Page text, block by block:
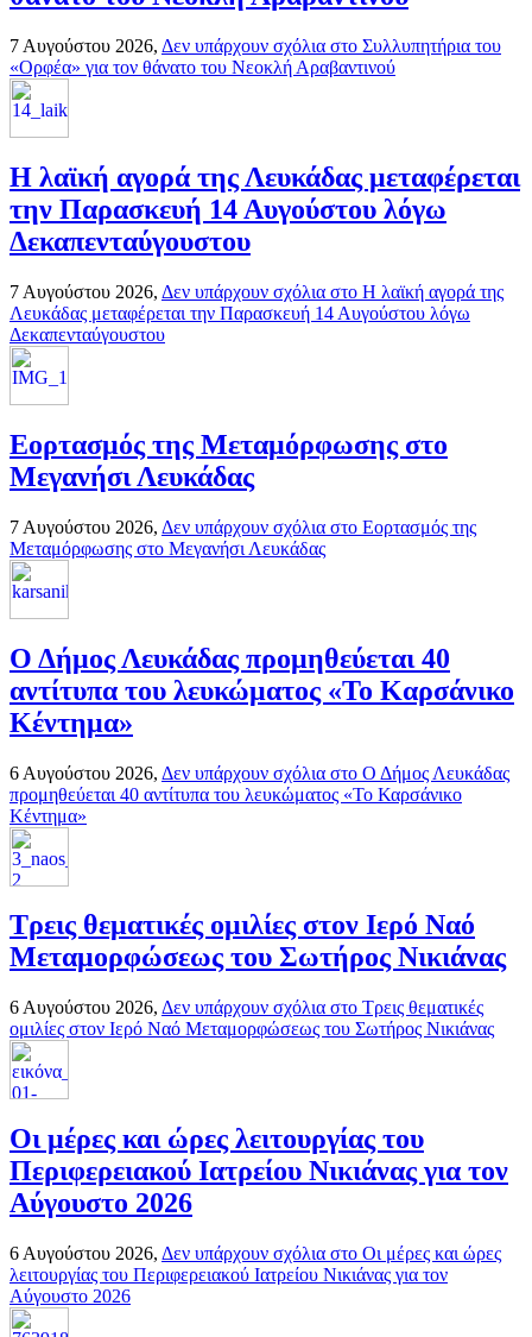
7 Αυγούστου 2026, Δεν υπάρχουν σχόλια στο Συλλυπητήρια του
«Ορφέα» για τον θάνατο του Νεοκλή Αραβαντινού
Η λαϊκή αγορά της Λευκάδας μεταφέρεται
την Παρασκευή 14 Αυγούστου λόγω
Δεκαπενταύγουστου
7 Αυγούστου 2026, Δεν υπάρχουν σχόλια στο Η λαϊκή αγορά της
Λευκάδας μεταφέρεται την Παρασκευή 14 Αυγούστου λόγω
Δεκαπενταύγουστου
Εορτασμός της Μεταμόρφωσης στο
Μεγανήσι Λευκάδας
7 Αυγούστου 2026, Δεν υπάρχουν σχόλια στο Εορτασμός της
Μεταμόρφωσης στο Μεγανήσι Λευκάδας
Ο Δήμος Λευκάδας προμηθεύεται 40
αντίτυπα του λευκώματος «Το Καρσάνικο
Κέντημα»
6 Αυγούστου 2026, Δεν υπάρχουν σχόλια στο Ο Δήμος Λευκάδας
προμηθεύεται 40 αντίτυπα του λευκώματος «Το Καρσάνικο
Κέντημα»
Τρεις θεματικές ομιλίες στον Ιερό Ναό
Μεταμορφώσεως του Σωτήρος Νικιάνας
6 Αυγούστου 2026, Δεν υπάρχουν σχόλια στο Τρεις θεματικές
ομιλίες στον Ιερό Ναό Μεταμορφώσεως του Σωτήρος Νικιάνας
Οι μέρες και ώρες λειτουργίας του
Περιφερειακού Ιατρείου Νικιάνας για τον
Αύγουστο 2026
6 Αυγούστου 2026, Δεν υπάρχουν σχόλια στο Οι μέρες και ώρες
λειτουργίας του Περιφερειακού Ιατρείου Νικιάνας για τον
Αύγουστο 2026